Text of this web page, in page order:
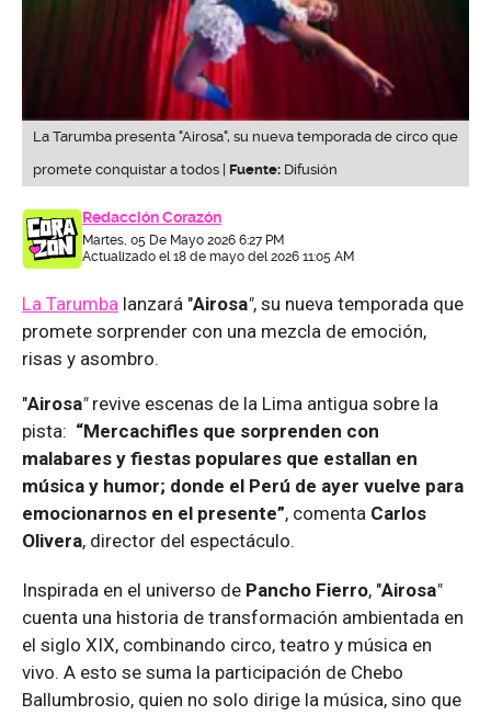
La Tarumba presenta "Airosa", su nueva temporada de circo que
promete conquistar a todos | Fuente: Difusión
Redacción Corazón
Martes, 05 De Mayo 2026 6:27 PM
Actualizado el 18 de mayo del 2026 11:05 AM
La Tarumba lanzará "Airosa", su nueva temporada que
promete sorprender con una mezcla de emoción,
risas y asombro.
"Airosa"revive escenas de la Lima antigua sobre la
pista: “Mercachifles que sorprenden con
malabares y fiestas populares que estallan en
música y humor; donde el Perú de ayer vuelve para
emocionarnos en el presente”, comenta Carlos
Olivera, director del espectáculo.
Inspirada en el universo de Pancho Fierro, "Airosa"
cuenta una historia de transformación ambientada en
el siglo XIX, combinando circo, teatro y música en
vivo. A esto se suma la participación de Chebo
Ballumbrosio, quien no solo dirige la música, sino que